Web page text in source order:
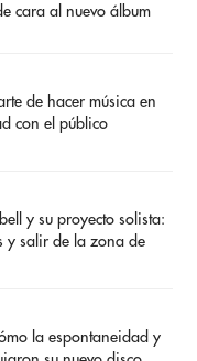
cara al nuevo álbum
de hacer música en
con el público
y su proyecto solista:
y salir de la zona de
la espontaneidad y